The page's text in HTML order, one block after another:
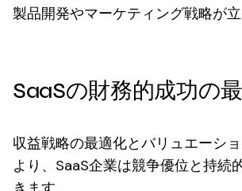
製品開発やマーケティング戦略が立
SaaSの財務的成功の
収益戦略の最適化とバリュエーシ
より、SaaS企業は競争優位と持続